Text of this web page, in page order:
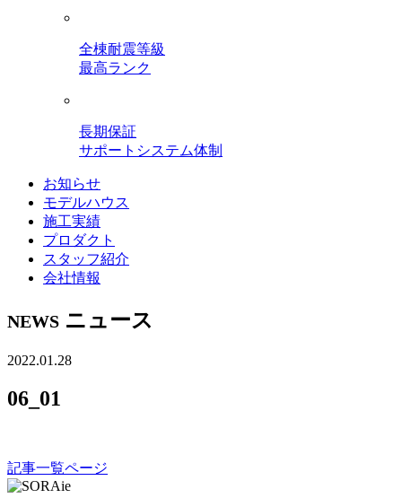
全棟耐震等級
最高ランク
長期保証
サポートシステム体制
お知らせ
モデルハウス
施工実績
プロダクト
スタッフ紹介
会社情報
NEWS ニュース
2022.01.28
06_01
記事一覧ページ